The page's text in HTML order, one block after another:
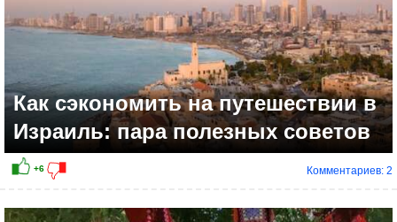
Как сэкономить на путешествии в
Израиль: пара полезных советов
Комментариев: 2